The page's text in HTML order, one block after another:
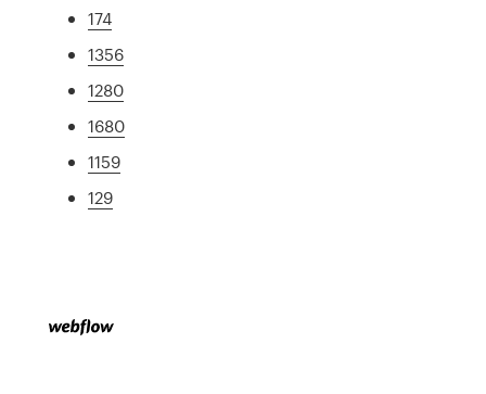
174
1356
1280
1680
1159
129